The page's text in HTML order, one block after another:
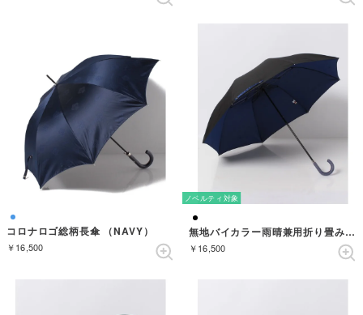
コロナロゴ総柄長傘 （NAVY）
￥16,500
ノベルティ対象
無地バイカラー雨晴兼用折り畳み傘 （BLACK/BLUE）
￥16,500